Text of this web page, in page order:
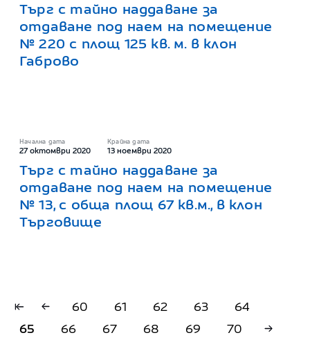
Търг с тайно наддаване за
отдаване под наем на помещение
№ 220 с площ 125 кв. м. в клон
Габрово
Начална дата
27 октомври 2020
Крайна дата
13 ноември 2020
Търг с тайно наддаване за
отдаване под наем на помещение
№ 13, с обща площ 67 кв.м., в клон
Търговище
60 61 62 63
64
65
66 67 68 69 70